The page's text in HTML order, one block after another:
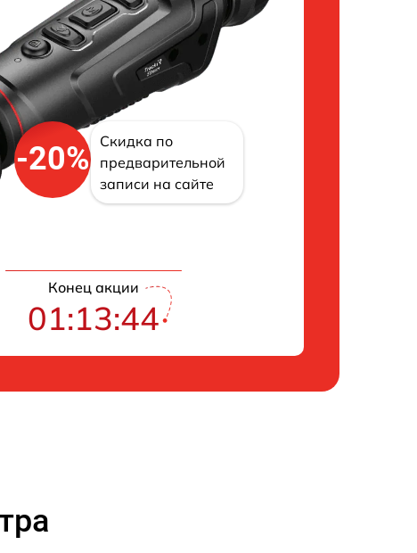
-20%
Скидка по
предварительной
записи на сайте
Конец акции
01:13:43